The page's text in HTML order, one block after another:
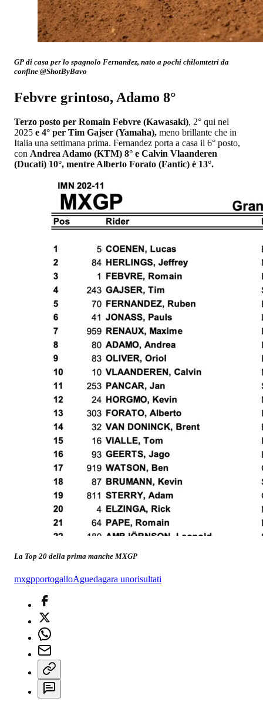
GP di casa per lo spagnolo Fernandez, nato a pochi chilomtetri da
confine @ShotByBavo
Febvre grintoso, Adamo 8°
Terzo posto per Romain Febvre (Kawasaki), 2° qui nel
2025 e 4° per Tim Gajser (Yamaha), meno brillante che in
Italia una settimana prima. Fernandez porta a casa il 6° posto,
con Andrea Adamo (KTM) 8° e Calvin Vlaanderen
(Ducati) 10°, mentre Alberto Forato (Fantic) è 13°.
La Top 20 della prima manche MXGP
mxgpportogalloAguedagara unorisultati